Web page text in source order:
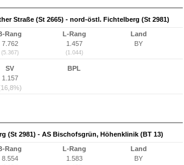
Straße (St 2665) - nord-östl. Fichtelberg (St 2981)
Rang
7.762
(5.367)
L-Rang
1.457
(1.044)
Land
BY
SV
1.157
BPL
(St 2981) - AS Bischofsgrün, Höhenklinik (BT 13)
Rang
8.554
L-Rang
1.583
Land
BY